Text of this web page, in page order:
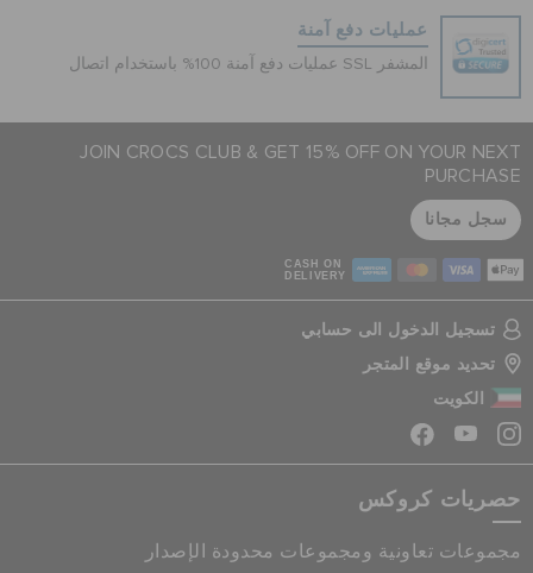
عمليات دفع آمنة
عمليات دفع آمنة 100% باستخدام اتصال SSL المشفر
JOIN CROCS CLUB & GET 15% OFF ON YOUR NEXT
PURCHASE
سجل مجانا
CASH ON
DELIVERY
تسجيل الدخول الى حسابي
تحديد موقع المتجر
الكويت
حصريات كروكس
مجموعات تعاونية ومجموعات محدودة الإصدار